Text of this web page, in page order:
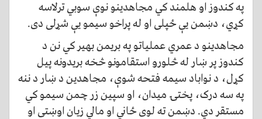
په کندوز او هلمند کي مجاهدینو نوې سوبي ترلاسه
کړي، دښمن یې ځپلی او له پراخو سیمو یې شړلی دی.
مجاهدینو د عمري عملیاتو په بریمن بهیر کي نن د
کندوز پر ښار له څلورو استقامونو څخه بریدونه پيل
کړل، د نواباد سیمه فتحه شوې، مجاهدین د ښار د ننه
په سه درک، پختۍ میدان، او سپین زر چمن سیمو کي
مستقر دي. دښمن ته لوی ځاني او مالي زیان اوښتی او